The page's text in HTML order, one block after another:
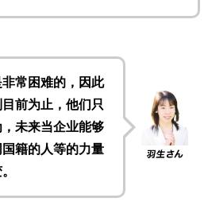
常困难的，因此
前为止，他们只
未来当企业能够
籍的人等的力量